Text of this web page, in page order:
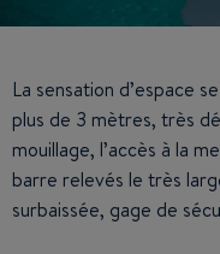
La sensation d’espace
plus de 3 mètres, très
mouillage, l’accès à la
barre relevés le très
surbaissée, gage de